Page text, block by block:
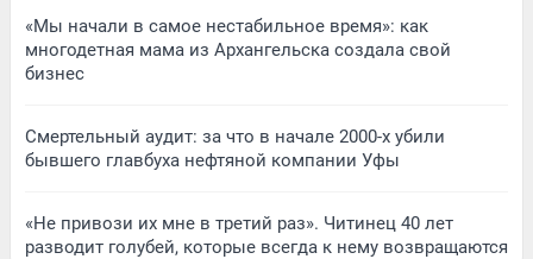
«Мы начали в самое нестабильное время»: как
многодетная мама из Архангельска создала свой
бизнес
Смертельный аудит: за что в начале 2000-х убили
бывшего главбуха нефтяной компании Уфы
«Не привози их мне в третий раз». Читинец 40 лет
разводит голубей, которые всегда к нему возвращаются